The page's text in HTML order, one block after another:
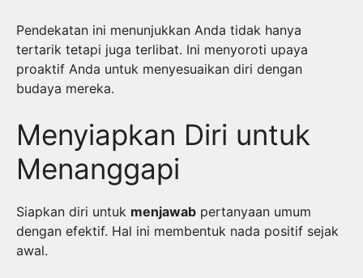
Pendekatan ini menunjukkan Anda tidak hanya
tertarik tetapi juga terlibat. Ini menyoroti upaya
proaktif Anda untuk menyesuaikan diri dengan
budaya mereka.
Menyiapkan Diri untuk
Menanggapi
Siapkan diri untuk menjawab pertanyaan umum
dengan efektif. Hal ini membentuk nada positif sejak
awal.